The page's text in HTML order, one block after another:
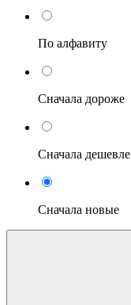
По алфавиту
Сначала дороже
Сначала дешевле
Сначала новые